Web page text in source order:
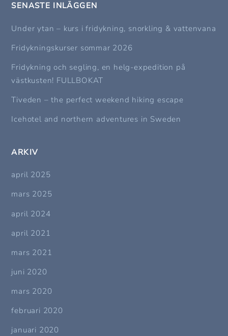
SENASTE INLÄGGEN
Under ytan – kurs i fridykning, snorkling & vattenvana
Fridykningskurser sommar 2026
Fridykning och segling, en helg-expedition på
västkusten! FULLBOKAT
Tiveden – the perfect weekend hiking escape
Icehotel and northern adventures in Sweden
ARKIV
april 2025
mars 2025
april 2024
april 2021
mars 2021
juni 2020
mars 2020
februari 2020
januari 2020